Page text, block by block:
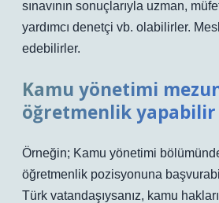
sınavının sonuçlarıyla uzman,
yardımcı denetçi vb. olabilirler.
edebilirler.
Kamu yönetimi
öğretmenlik yapabilir
Örneğin; Kamu yönetimi
öğretmenlik pozisyonuna
Türk vatandaşıysanız, kamu